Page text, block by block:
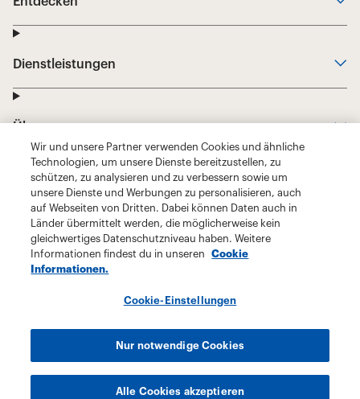
Wir und unsere Partner verwenden Cookies und ähnliche
Technologien, um unsere Dienste bereitzustellen, zu
schützen, zu analysieren und zu verbessern sowie um
unsere Dienste und Werbungen zu personalisieren, auch
auf Webseiten von Dritten. Dabei können Daten auch in
Länder übermittelt werden, die möglicherweise kein
gleichwertiges Datenschutzniveau haben. Weitere
Informationen findest du in unseren
Cookie
Informationen.
Cookie-Einstellungen
Nur notwendige Cookies
Alle Cookies akzeptieren